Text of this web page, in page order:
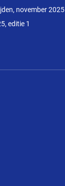
november 2025
editie 1